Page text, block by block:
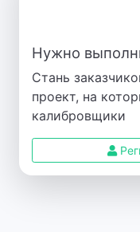
Нужно
Стань
проект, на
калибровщики